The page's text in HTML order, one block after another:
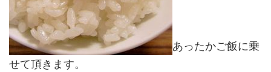
あったかご飯に乗
せて頂きます。